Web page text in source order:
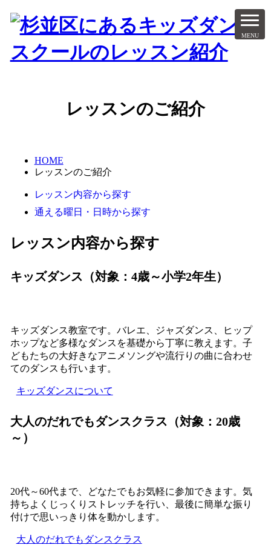
レッスンのご紹介
HOME
レッスンのご紹介
レッスン内容から探す
通える曜日・日時から探す
レッスン内容から探す
キッズダンス（対象：4歳～小学2年生）
キッズダンス教室です。バレエ、ジャズダンス、ヒップ
ホップなど多様なダンスを基礎から丁寧に教えます。子
どもたちの大好きなアニメソングや流行りの曲に合わせ
てのダンスも行います。
キッズダンスについて
大人のだれでもダンスクラス（対象：20歳
～）
20代～60代まで、どなたでもお気軽に参加できます。気
持ちよくじっくりストレッチを行い、最後に簡単な振り
付けで思いっきり体を動かします。
大人のだれでもダンスクラス